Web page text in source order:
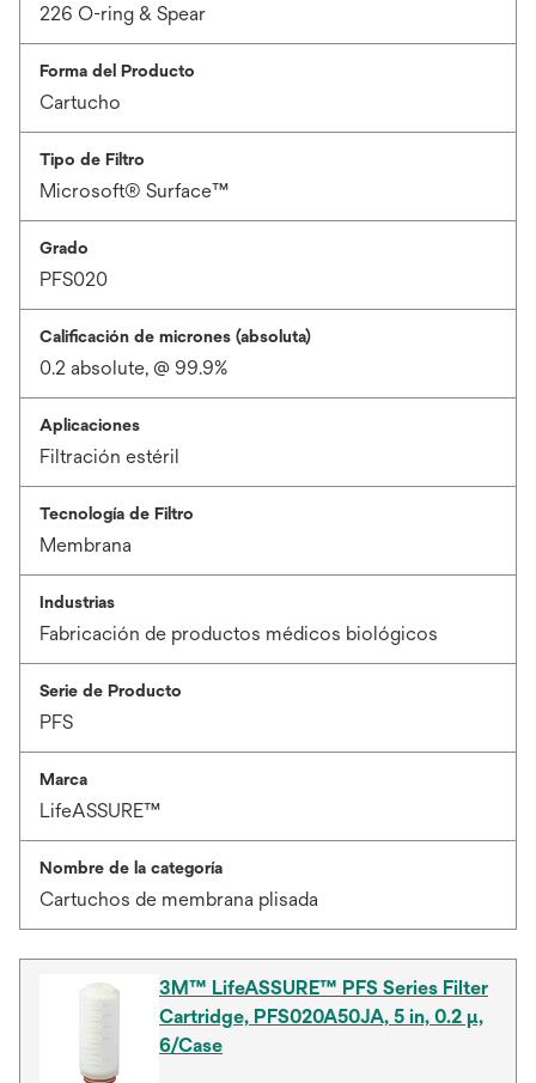
226 O-ring & Spear
Forma del Producto
Cartucho
Tipo de Filtro
Microsoft® Surface™
Grado
PFS020
Calificación de micrones (absoluta)
0.2 absolute, @ 99.9%
Aplicaciones
Filtración estéril
Tecnología de Filtro
Membrana
Industrias
Fabricación de productos médicos biológicos
Serie de Producto
PFS
Marca
LifeASSURE™
Nombre de la categoría
Cartuchos de membrana plisada
3M™ LifeASSURE™ PFS Series Filter
Cartridge, PFS020A50JA, 5 in, 0.2 µ,
6/Case